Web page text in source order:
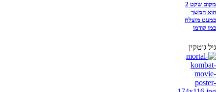
מקום שקט 2
הוא המשך
כמעט מוצלח
כמו קודמו
גיל גוטקין